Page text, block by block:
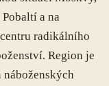
a na
radikálního
Region je